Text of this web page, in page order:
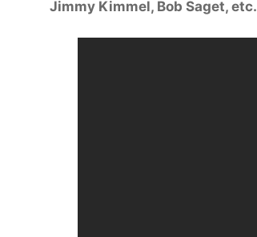
Jimmy Kimmel, Bob Saget, etc.